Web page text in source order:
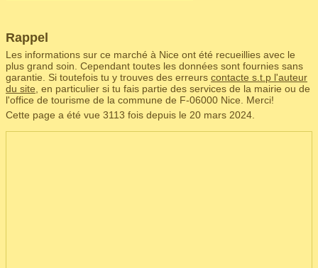
Rappel
Les informations sur ce marché à Nice ont été recueillies avec le
plus grand soin. Cependant toutes les données sont fournies sans
garantie. Si toutefois tu y trouves des erreurs contacte s.t.p l'auteur
du site , en particulier si tu fais partie des services de la mairie ou de
l'office de tourisme de la commune de F‑06000 Nice. Merci!
Cette page a été vue 3113 fois depuis le 20 mars 2024.